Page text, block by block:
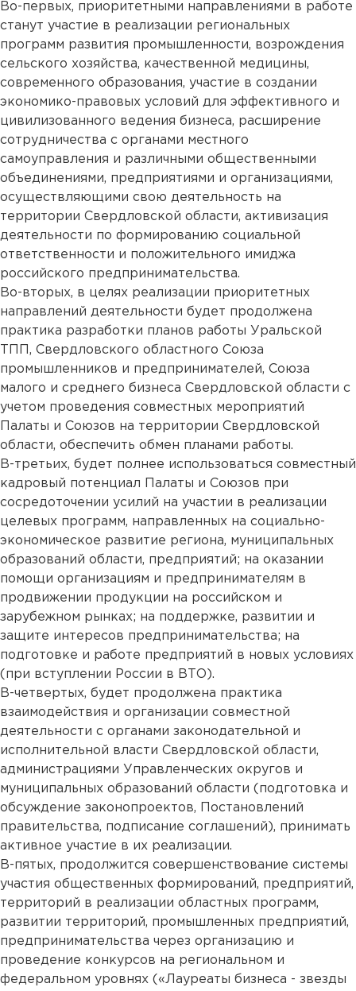
Во-первых, приоритетными направлениями в работе
станут участие в реализации региональных
программ развития промышленности, возрождения
сельского хозяйства, качественной медицины,
современного образования, участие в создании
экономико-правовых условий для эффективного и
цивилизованного ведения бизнеса, расширение
сотрудничества с органами местного
самоуправления и различными общественными
объединениями, предприятиями и организациями,
осуществляющими свою деятельность на
территории Свердловской области, активизация
деятельности по формированию социальной
ответственности и положительного имиджа
российского предпринимательства.
Во-вторых, в целях реализации приоритетных
направлений деятельности будет продолжена
практика разработки планов работы Уральской
ТПП, Свердловского областного Союза
промышленников и предпринимателей, Союза
малого и среднего бизнеса Свердловской области с
учетом проведения совместных мероприятий
Палаты и Союзов на территории Свердловской
области, обеспечить обмен планами работы.
В-третьих, будет полнее использоваться совместный
кадровый потенциал Палаты и Союзов при
сосредоточении усилий на участии в реализации
целевых программ, направленных на социально-
экономическое развитие региона, муниципальных
образований области, предприятий; на оказании
помощи организациям и предпринимателям в
продвижении продукции на российском и
зарубежном рынках; на поддержке, развитии и
защите интересов предпринимательства; на
подготовке и работе предприятий в новых условиях
(при вступлении России в ВТО).
В-четвертых, будет продолжена практика
взаимодействия и организации совместной
деятельности с органами законодательной и
исполнительной власти Свердловской области,
администрациями Управленческих округов и
муниципальных образований области (подготовка и
обсуждение законопроектов, Постановлений
правительства, подписание соглашений), принимать
активное участие в их реализации.
В-пятых, продолжится совершенствование системы
участия общественных формирований, предприятий,
территорий в реализации областных программ,
развитии территорий, промышленных предприятий,
предпринимательства через организацию и
проведение конкурсов на региональном и
федеральном уровнях («Лауреаты бизнеса - звезды